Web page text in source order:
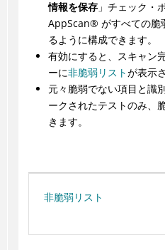
情報を保存」チェック・
AppScan® がすべての脆
るように構成できます。
有効にすると、スキャン
ーに非脆弱リストが表示
元々脆弱でない項目と識
ークされたテストのみ、
きます。
非脆弱リスト